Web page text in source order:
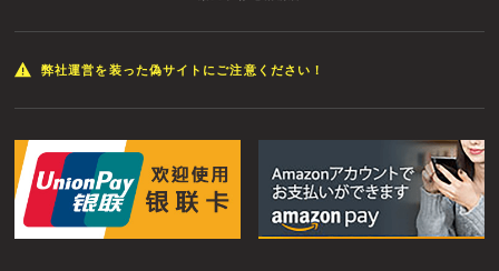
弊社運営を装った偽サイトにご注意ください！